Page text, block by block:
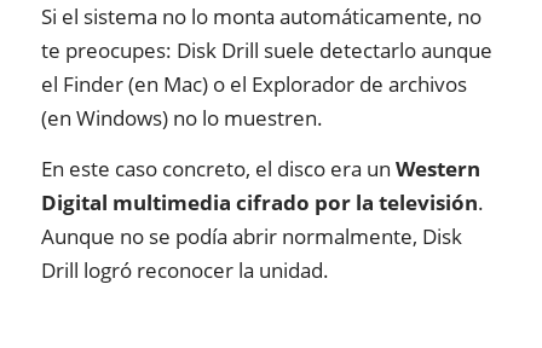
Si el sistema no lo monta automáticamente, no
te preocupes: Disk Drill suele detectarlo aunque
el Finder (en Mac) o el Explorador de archivos
(en Windows) no lo muestren.
En este caso concreto, el disco era un Western
Digital multimedia cifrado por la televisión.
Aunque no se podía abrir normalmente, Disk
Drill logró reconocer la unidad.